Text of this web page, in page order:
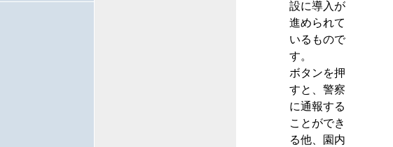
設に導入が
進められて
いるもので
す。
ボタンを押
すと、警察
に通報する
ことができ
る他、園内